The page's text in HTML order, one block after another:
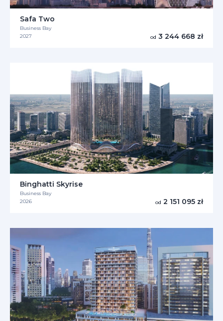
Safa Two
Business Bay
2027
od 3 244 668 zł
Binghatti Skyrise
Business Bay
2026
od 2 151 095 zł